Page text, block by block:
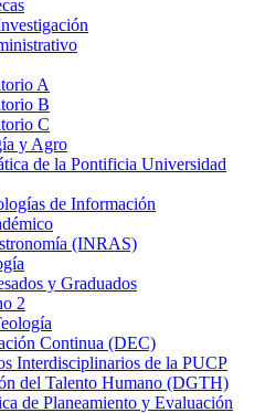
A
B
C
y Agro
de la Pontificia Universidad
de Información
(INRAS)
y Graduados
2
Continua (DEC)
Interdisciplinarios de la PUCP
del Talento Humano (DGTH)
de Planeamiento y Evaluación